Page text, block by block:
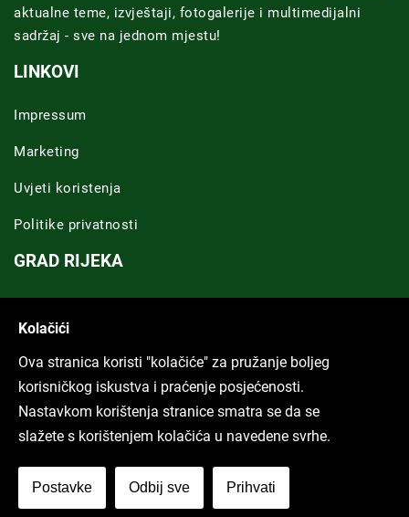
aktualne teme, izvještaji, fotogalerije i multimedijalni
sadržaj - sve na jednom mjestu!
LINKOVI
Impressum
Marketing
Uvjeti koristenja
Politike privatnosti
GRAD RIJEKA
ARHIVA TEKSTOVA
Svi tekstovi
Kolačići
Ova stranica koristi "kolačiće" za pružanje boljeg
korisničkog iskustva i praćenje posjećenosti.
Nastavkom korištenja stranice smatra se da se
slažete s korištenjem kolačića u navedene svrhe.
Postavke Odbij sve Prihvati